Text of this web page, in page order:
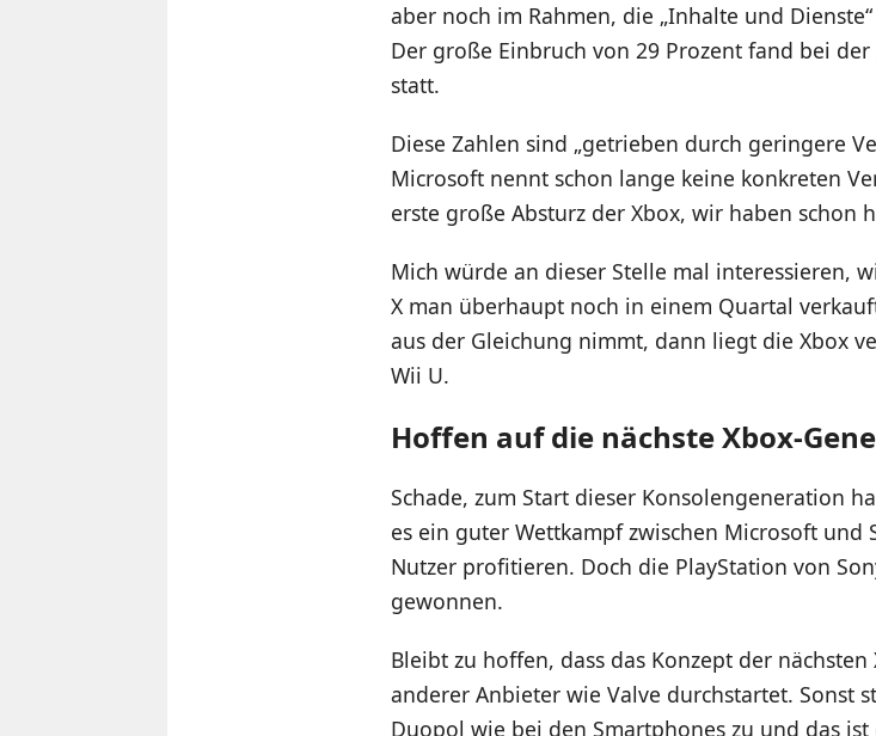
aber noch im Rahmen, die „Inhalte und
Der große Einbruch von 29 Prozent fand bei der
statt.
Diese Zahlen sind „getrieben durch geringere
Microsoft nennt schon lange keine konkreten
erste große Absturz der Xbox, wir haben schon
Mich würde an dieser Stelle mal interessieren,
X man überhaupt noch in einem Quartal
aus der Gleichung nimmt, dann liegt die Xbox
Wii U.
Hoffen auf die nächste Xbox-
Schade, zum Start dieser Konsolengeneration
es ein guter Wettkampf zwischen Microsoft und
Nutzer profitieren. Doch die PlayStation von
gewonnen.
Bleibt zu hoffen, dass das Konzept der
anderer Anbieter wie Valve durchstartet. Sonst
Duopol wie bei den Smartphones zu und das